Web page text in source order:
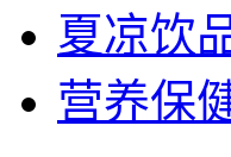
夏凉饮
营养保